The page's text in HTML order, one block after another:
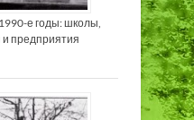
е годы: школы,
предприятия